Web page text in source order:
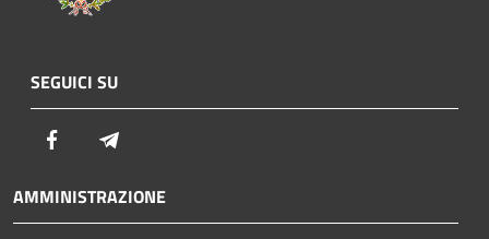
SEGUICI SU
Facebook
AMMINISTRAZIONE